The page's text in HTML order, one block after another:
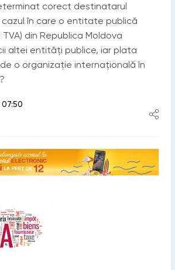
corect destinatarul
în care o entitate publică
din Republica Moldova
altei entități publice, iar plata
o organizație internațională în